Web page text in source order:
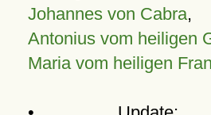
Johannes von Cabra,
Antonius vom heiligen
Maria vom heiligen